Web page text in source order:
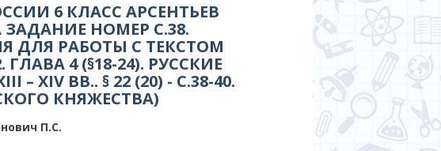
6 КЛАСС АРСЕНТЬЕВ
НОМЕР С.38.
ДЛЯ РАБОТЫ С ТЕКСТОМ
4 (§18-24). РУССКИЕ
XIV ВВ.. § 22 (20) - C.38-40.
КНЯЖЕСТВА)
П.С.